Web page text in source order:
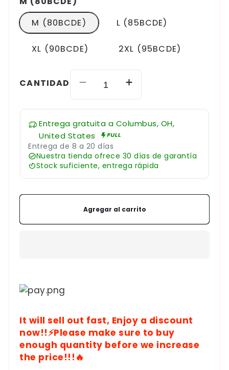
M (80BCDE)
L (85BCDE)
XL (90BCDE) 2XL (95BCDE)
CANTIDAD
Reducir
para
Ropa
interior
moldeadora
antigravedad
Aumentar
para
Ropa
antigravedad
Entrega gratuita a Columbus, OH,
United States
Entrega de 8 a 20 días
Nuestra tienda ofrece 30 días de garantía
Stock suficiente, entrega rápida
Agregar al carrito
Formas
de
It will sell out fast, Enjoy a discount
now!!⚡Please make sure to buy
enough quantity before we increase
the price!!!🔥